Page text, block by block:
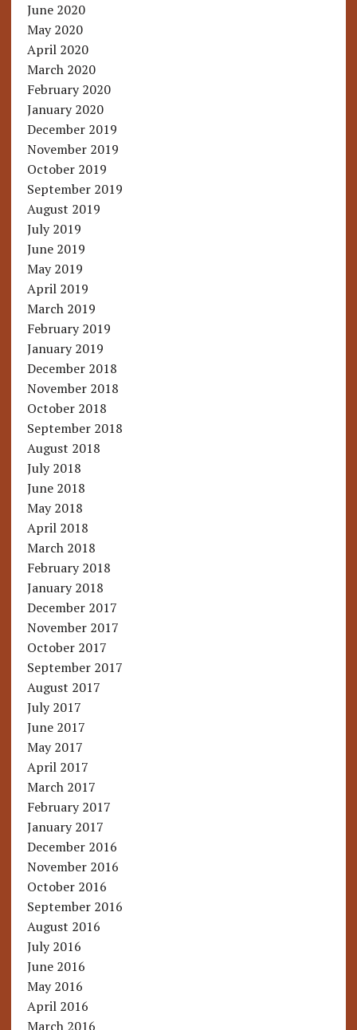
June 2020
May 2020
April 2020
March 2020
February 2020
January 2020
December 2019
November 2019
October 2019
September 2019
August 2019
July 2019
June 2019
May 2019
April 2019
March 2019
February 2019
January 2019
December 2018
November 2018
October 2018
September 2018
August 2018
July 2018
June 2018
May 2018
April 2018
March 2018
February 2018
January 2018
December 2017
November 2017
October 2017
September 2017
August 2017
July 2017
June 2017
May 2017
April 2017
March 2017
February 2017
January 2017
December 2016
November 2016
October 2016
September 2016
August 2016
July 2016
June 2016
May 2016
April 2016
March 2016